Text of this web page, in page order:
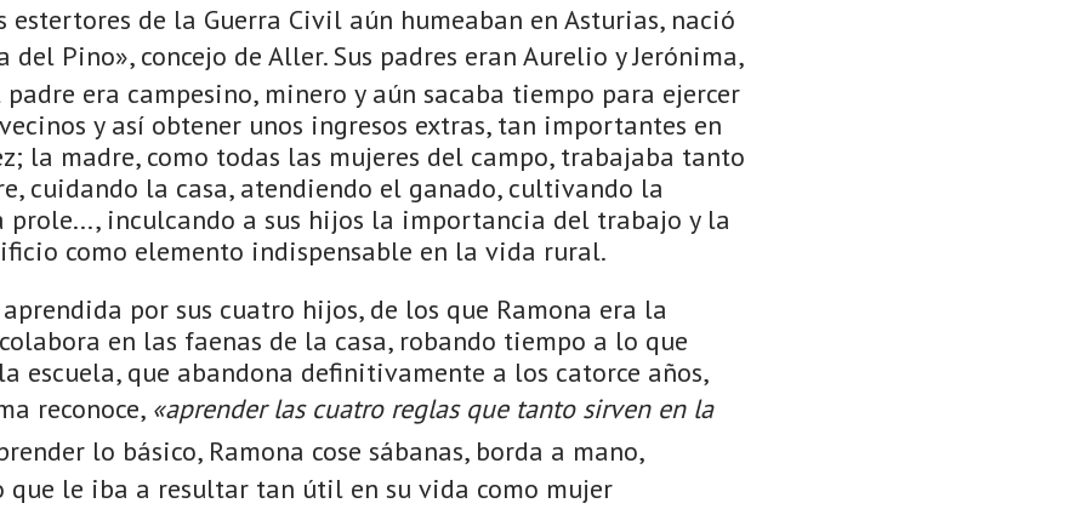
estertores de la Guerra Civil aún humeaban en Asturias, nació
del Pino», concejo de Aller. Sus padres eran Aurelio y Jerónima,
era campesino, minero y aún sacaba tiempo para ejercer
y así obtener unos ingresos extras, tan importantes en
la madre, como todas las mujeres del campo, trabajaba tanto
cuidando la casa, atendiendo el ganado, cultivando la
prole..., inculcando a sus hijos la importancia del trabajo y la
como elemento indispensable en la vida rural.
por sus cuatro hijos, de los que Ramona era la
en las faenas de la casa, robando tiempo a lo que
escuela, que abandona definitivamente a los catorce años,
reconoce, «aprender las cuatro reglas que tanto sirven en la
lo básico, Ramona cose sábanas, borda a mano,
que le iba a resultar tan útil en su vida como mujer